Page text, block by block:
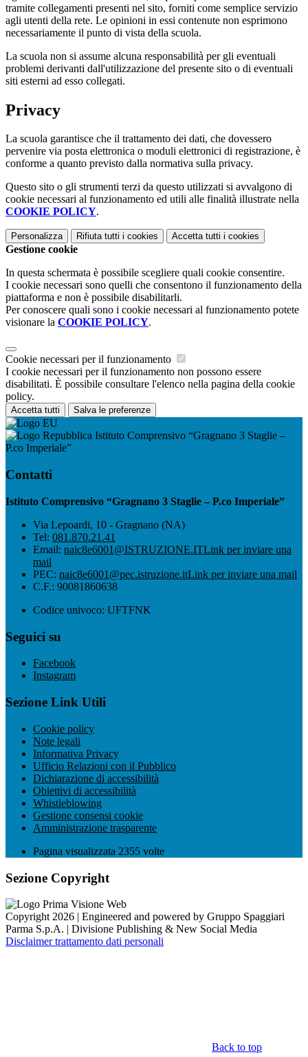
tramite collegamenti presenti nel sito, forniti come semplice servizio
agli utenti della rete. Le opinioni in essi contenute non esprimono
necessariamente il punto di vista della scuola.
La scuola non si assume alcuna responsabilità per gli eventuali
problemi derivanti dall'utilizzazione del presente sito o di eventuali
siti esterni ad esso collegati.
Privacy
La scuola garantisce che il trattamento dei dati, che dovessero
pervenire via posta elettronica o moduli elettronici di registrazione, è
conforme a quanto previsto dalla normativa sulla privacy.
Questo sito o gli strumenti terzi da questo utilizzati si avvalgono di
cookie necessari al funzionamento ed utili alle finalità illustrate nella
COOKIE POLICY.
Personalizza Rifiuta tutti i cookies Accetta tutti i cookies
Gestione cookie
In questa schermata è possibile scegliere quali cookie consentire.
I cookie necessari sono quelli che consentono il funzionamento della
piattaforma e non è possibile disabilitarli.
Per conoscere quali sono i cookie necessari al funzionamento potete
visionare la COOKIE POLICY.
Cookie necessari per il funzionamento
I cookie necessari per il funzionamento non possono essere
disabilitati. È possibile consultare l'elenco nella pagina della cookie
policy.
Accetta tutti Salva le preferenze
Istituto Comprensivo “Gragnano 3 Staglie –
P.co Imperiale”
Contatti
Istituto Comprensivo “Gragnano 3 Staglie – P.co Imperiale”
Via Lepoardi, 10 - Gragnano (NA)
Tel: 081.870.21.41
Email: naic8e6001@ISTRUZIONE.ITLink per inviare una
mail
PEC: naic8e6001@pec.istruzione.itLink per inviare una mail
C.F.: 90081860638
Codice univoco: UFTFNK
Seguici su
Facebook
Instagram
Sezione Link Utili
Cookie policy
Note legali
Informativa Privacy
Ufficio Relazioni con il Pubblico
Dichiarazione di accessibilità
Obiettivi di accessibilità
Whistleblowing
Gestione consensi cookie
Amministrazione trasparente
Pagina visualizzata 2355 volte
Sezione Copyright
Copyright 2026 | Engineered and powered by Gruppo Spaggiari
Parma S.p.A. | Divisione Publishing & New Social Media
Disclaimer trattamento dati personali
Back to top